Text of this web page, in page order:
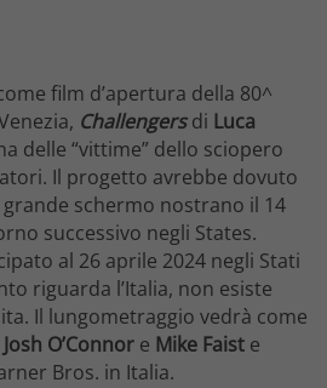
film d’apertura della 80^
Challengersdi Luca
delle “vittime” dello sciopero
Il progetto avrebbe dovuto
schermo nostrano il 14
successivo negli States.
al 26 aprile 2024 negli Stati
riguarda l’Italia, non esiste
Il lungometraggio vedrà come
Josh O’Connor e Mike Faist e
Bros. in Italia.